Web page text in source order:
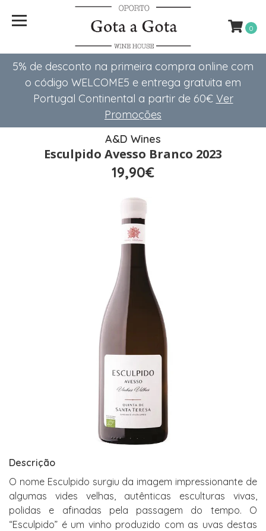
5% de desconto na primeira compra online com
o código WELCOME5 e entrega gratuita em
Portugal Continental a partir de 60€ Ver
Promoções
0
A&D Wines
Esculpido Avesso Branco 2023
19,90€
Descrição
O nome Esculpido surgiu da imagem impressionante de
algumas vides velhas, autênticas esculturas vivas,
polidas e afinadas pela passagem do tempo. O
“Esculpido” é um vinho produzido com as uvas destas